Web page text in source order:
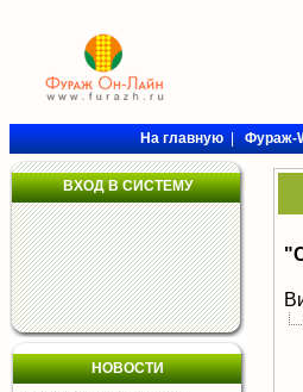
На главную|Фураж-
ВХОД В СИСТЕМУ
НОВОСТИ